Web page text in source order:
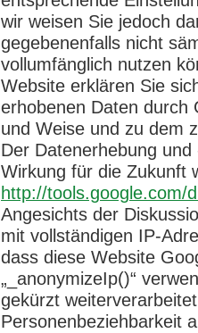
wir weisen Sie jedoch
gegebenenfalls nicht
vollumfänglich nutzen
Website erklären Sie
erhobenen Daten durch
und Weise und zu dem
Der Datenerhebung
Wirkung für die Zukunft
http://tools.google.com/
Angesichts der
mit vollständigen IP-
dass diese Website
„_anonymizeIp()“
gekürzt
Personenbeziehbarkeit